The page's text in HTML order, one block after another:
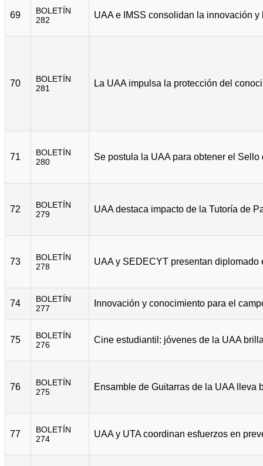
69
BOLETÍN
282
70
BOLETÍN
281
71
BOLETÍN
280
72
BOLETÍN
279
73
BOLETÍN
278
74
BOLETÍN
277
75
BOLETÍN
276
76
BOLETÍN
275
77
BOLETÍN
274